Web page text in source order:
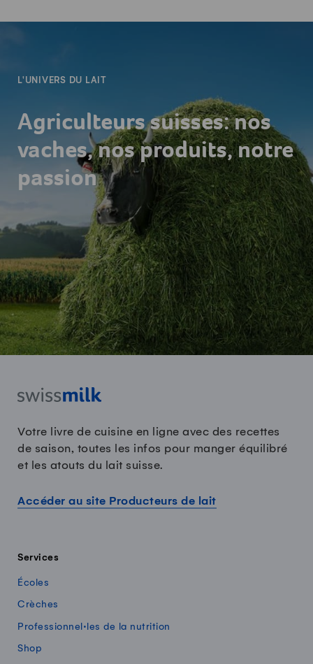
L'UNIVERS DU LAIT
Agriculteurs suisses: nos
vaches, nos produits, notre
passion
Votre livre de cuisine en ligne avec des recettes
de saison, toutes les infos pour manger équilibré
et les atouts du lait suisse.
Accéder au site Producteurs de lait
Services
Écoles
Crèches
Professionnel·les de la nutrition
Shop